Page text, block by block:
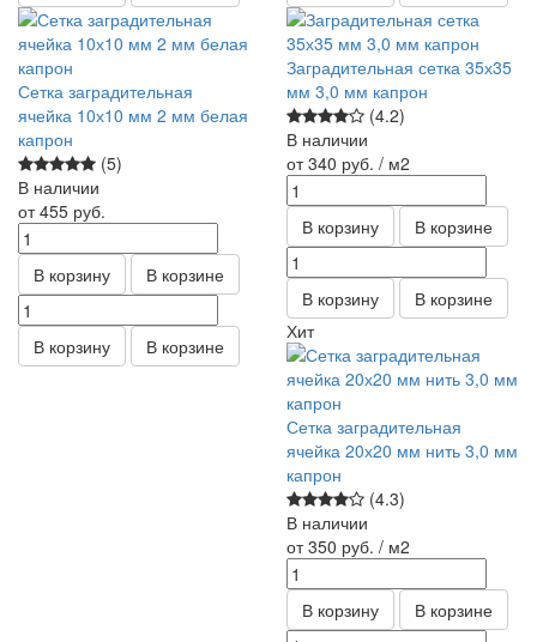
Сетка заградительная
ячейка 10х10 мм 2 мм белая
капрон
(5)
В наличии
от 455 руб.
В корзину В корзине
В корзину В корзине
Заградительная сетка 35х35
мм 3,0 мм капрон
(4.2)
В наличии
от 340 руб. / м2
В корзину В корзине
В корзину
В корзине
Хит
Сетка заградительная
ячейка 20х20 мм нить 3,0 мм
капрон
(4.3)
В наличии
от 350 руб. / м2
В корзину В корзине